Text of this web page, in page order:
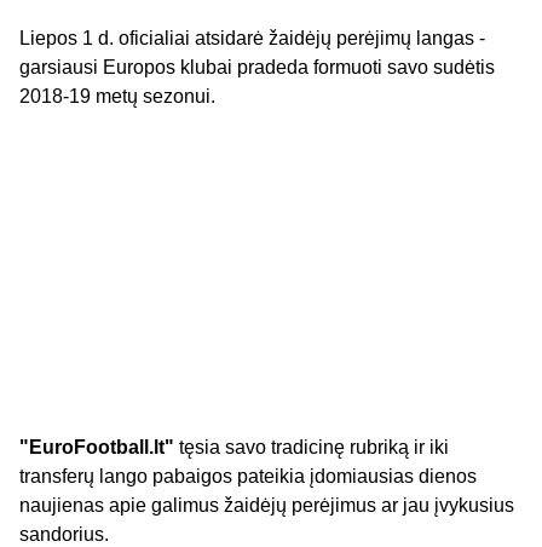
Liepos 1 d. oficialiai atsidarė žaidėjų perėjimų langas -
garsiausi Europos klubai pradeda formuoti savo sudėtis
2018-19 metų sezonui.
"EuroFootball.lt" tęsia savo tradicinę rubriką ir iki
transferų lango pabaigos pateikia įdomiausias dienos
naujienas apie galimus žaidėjų perėjimus ar jau įvykusius
sandorius.